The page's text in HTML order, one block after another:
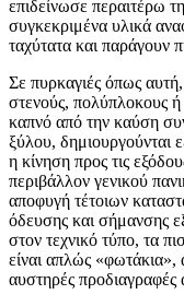
επιδείνωσε περαιτέρω
συγκεκριμένα υλικά
ταχύτατα και παράγουν
Σε πυρκαγιές όπως
στενούς, πολύπλοκους
καπνό από την καύση
ξύλου, δημιουργούνται
η κίνηση προς τις
περιβάλλον γενικού
αποφυγή τέτοιων
όδευσης και σήμανσης
στον τεχνικό τύπο, τα
είναι απλώς
αυστηρές προδιαγραφές